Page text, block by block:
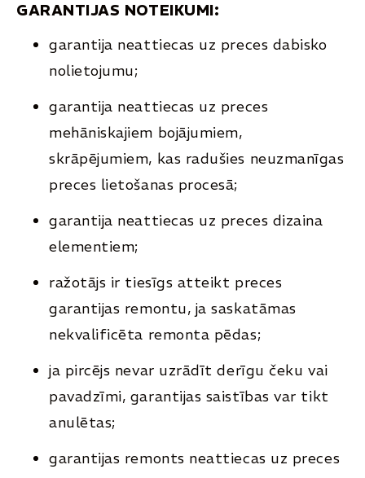
GARANTIJAS NOTEIKUMI:
garantija neattiecas uz preces dabisko
nolietojumu;
garantija neattiecas uz preces
mehāniskajiem bojājumiem,
skrāpējumiem, kas radušies neuzmanīgas
preces lietošanas procesā;
garantija neattiecas uz preces dizaina
elementiem;
ražotājs ir tiesīgs atteikt preces
garantijas remontu, ja saskatāmas
nekvalificēta remonta pēdas;
ja pircējs nevar uzrādīt derīgu čeku vai
pavadzīmi, garantijas saistības var tikt
anulētas;
garantijas remonts neattiecas uz preces